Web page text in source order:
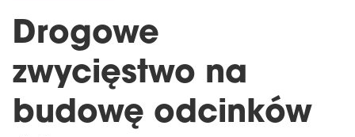
Drogowe
zwycięstwo na
budowę odcinków